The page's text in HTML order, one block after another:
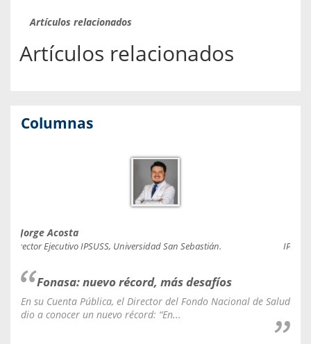
Artículos relacionados
Artículos relacionados
Columnas
Jorge Acosta
Director Ejecutivo IPSUSS, Universidad San Sebastián.
Fonasa: nuevo récord, más desafíos
En su Cuenta Pública, el Director del Fondo Nacional de Salud
dio a conocer un nuevo récord: “En...